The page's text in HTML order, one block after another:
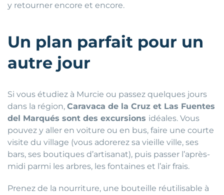
y retourner encore et encore.
Un plan parfait pour un
autre jour
Si vous étudiez à Murcie ou passez quelques jours
dans la région, Caravaca de la Cruz et Las Fuentes
del Marqués sont des excursions idéales. Vous
pouvez y aller en voiture ou en bus, faire une courte
visite du village (vous adorerez sa vieille ville, ses
bars, ses boutiques d’artisanat), puis passer l’après-
midi parmi les arbres, les fontaines et l’air frais.
Prenez de la nourriture, une bouteille réutilisable à